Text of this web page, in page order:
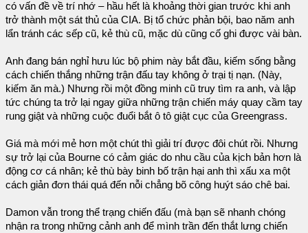
có vấn đề về trí nhớ – hầu hết là khoảng thời gian trước khi anh
trở thành một sát thủ của CIA. Bị tổ chức phản bội, bao năm anh
lẩn tránh các sếp cũ, kẻ thù cũ, mặc dù cũng cố ghi được vài bàn.
Anh đang bán nghỉ hưu lúc bộ phim này bắt đầu, kiếm sống bằng
cách chiến thắng những trận đấu tay không ở trại tị nạn. (Này,
kiếm ăn mà.) Nhưng rồi một đồng minh cũ truy tìm ra anh, và lập
tức chúng ta trở lại ngay giữa những trận chiến máy quay cầm tay
rung giật và những cuộc đuổi bắt ô tô giật cục của Greengrass.
Giá mà mới mẻ hơn một chút thì giải trí được đôi chút rồi. Nhưng
sự trở lại của Bourne có cảm giác do nhu cầu của kịch bản hơn là
động cơ cá nhân; kẻ thù bày binh bố trận hại anh thì xấu xa một
cách giản đơn thái quá đến nỗi chẳng bõ công huýt sáo chê bai.
Damon vẫn trong thể trạng chiến đấu (mà bạn sẽ nhanh chóng
nhận ra trong những cảnh anh để mình trần đến thắt lưng chiến